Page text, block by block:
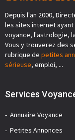
Depuis l'an 2000,
les sites internet
voyance, l'astrologie,
Vous y trouverez des
rubrique de petites
sérieuse, emploi, ...
Services
Annuaire Voyance
Petites Annonces